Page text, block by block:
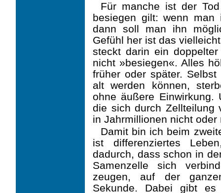
Für manche ist der
besiegen gilt: wenn man
dann soll man ihn
Gefühl her ist das
steckt darin ein
nicht »besiegen«. Alles
früher oder später.
alt werden können,
ohne äußere Einwirkung.
die sich durch Zellteilung
in Jahrmillionen nicht oder
Damit bin ich beim
ist differenziertes
dadurch, dass schon in
Samen­zelle sich
zeugen, auf der
Sekunde. Dabei gibt